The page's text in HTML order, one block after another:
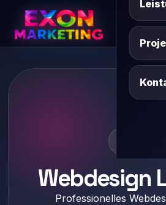
DE
Webdesign
Professionelles